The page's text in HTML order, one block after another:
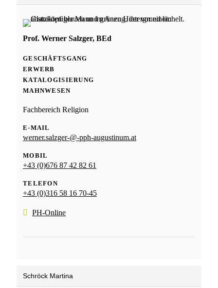
Prof. Werner Salzger, BEd
GESCHÄFTSGANG
ERWERB
KATALOGISIERUNG
MAHNWESEN
Fachbereich Religion
E-MAIL
werner.salzger-@-pph-augustinum.at
MOBIL
+43 (0)676 87 42 82 61
TELEFON
+43 (0)316 58 16 70-45
PH-Online
Schröck Martina